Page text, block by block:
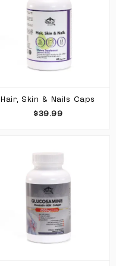
Hair, Skin & Nails Caps
$39.99